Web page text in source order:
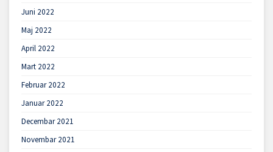
Juni 2022
Maj 2022
April 2022
Mart 2022
Februar 2022
Januar 2022
Decembar 2021
Novembar 2021